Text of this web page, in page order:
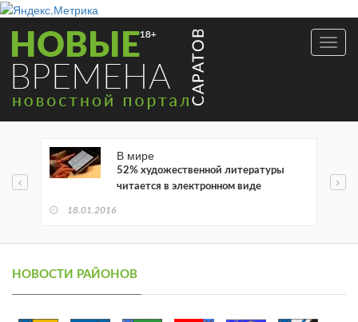
В мире
52% художественной литературы
читается в электронном виде
18.01.2016
НОВОСТИ РАЙОНОВ